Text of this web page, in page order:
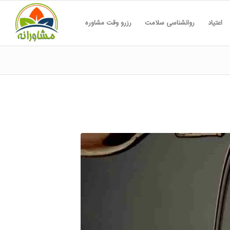
اعتیاد روانشناسی سلامت رزرو وقت مشاوره